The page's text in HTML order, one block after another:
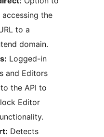
the
to a
domain.
Logged-in
and Editors
the API to
Editor
Detects